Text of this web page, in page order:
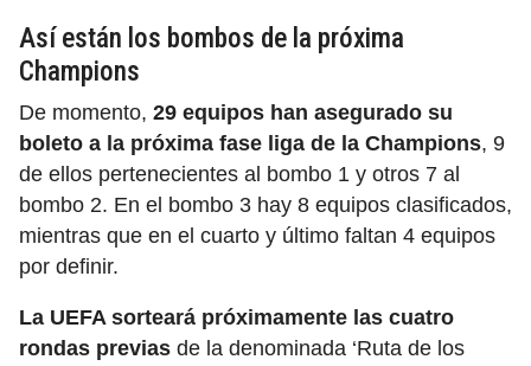
Así están los bombos de la próxima
Champions
De momento, 29 equipos han asegurado su
boleto a la próxima fase liga de la Champions, 9
de ellos pertenecientes al bombo 1 y otros 7 al
bombo 2. En el bombo 3 hay 8 equipos clasificados,
mientras que en el cuarto y último faltan 4 equipos
por definir.
La UEFA sorteará próximamente las cuatro
rondas previas de la denominada ‘Ruta de los